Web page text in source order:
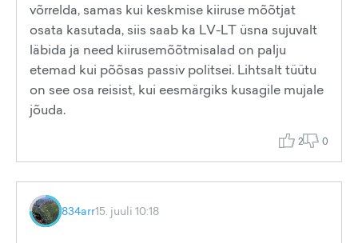
võrrelda, samas kui keskmise kiiruse mõõtjat
osata kasutada, siis saab ka LV-LT üsna sujuvalt
läbida ja need kiirusemõõtmisalad on palju
etemad kui põõsas passiv politsei. Lihtsalt tüütu
on see osa reisist, kui eesmärgiks kusagile mujale
jõuda.
2 0
834arr15. juuli 10:18